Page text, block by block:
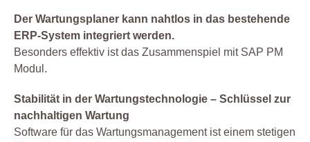
Der Wartungsplaner kann nahtlos in das bestehende
ERP-System integriert werden.
Besonders effektiv ist das Zusammenspiel mit SAP PM
Modul.
Stabilität in der Wartungstechnologie – Schlüssel zur
nachhaltigen Wartung
Software für das Wartungsmanagement ist einem stetigen